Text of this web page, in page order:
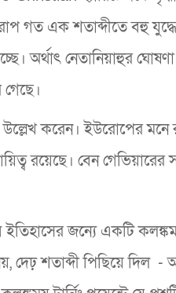
গত এক শতাব্দীতে বহু যুদ্ধে
অর্থাৎ নেতানিয়াহুর
উল্লেখ করেন। ইউরোপের মনে
রয়েছে। বেন গেভিয়ারের
জন্যে একটি
দেঢ় শতাব্দী পিছিয়ে দিল -